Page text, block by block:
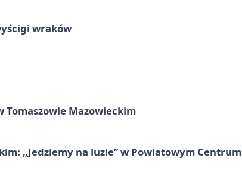
wraków
Tomaszowie Mazowieckim
„Jedziemy na luzie” w Powiatowym Centrum